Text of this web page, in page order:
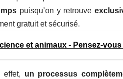
puisqu’on y retrouve
gratuit et sécurisé.
et animaux - Pensez-
effet, un processus